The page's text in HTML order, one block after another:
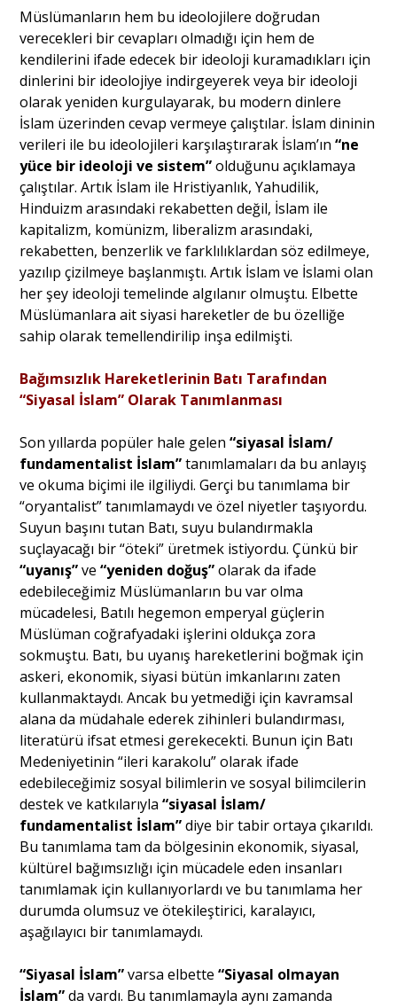
Müslümanların hem bu ideolojilere doğrudan
verecekleri bir cevapları olmadığı için hem de
kendilerini ifade edecek bir ideoloji kuramadıkları için
dinlerini bir ideolojiye indirgeyerek veya bir ideoloji
olarak yeniden kurgulayarak, bu modern dinlere
İslam üzerinden cevap vermeye çalıştılar. İslam dininin
verileri ile bu ideolojileri karşılaştırarak İslam’ın“ne
yüce bir ideoloji ve sistem”olduğunu açıklamaya
çalıştılar. Artık İslam ile Hristiyanlık, Yahudilik,
Hinduizm arasındaki rekabetten değil, İslam ile
kapitalizm, komünizm, liberalizm arasındaki,
rekabetten, benzerlik ve farklılıklardan söz edilmeye,
yazılıp çizilmeye başlanmıştı. Artık İslam ve İslami olan
her şey ideoloji temelinde algılanır olmuştu. Elbette
Müslümanlara ait siyasi hareketler de bu özelliğe
sahip olarak temellendirilip inşa edilmişti.
Bağımsızlık Hareketlerinin Batı Tarafından
“Siyasal İslam” Olarak Tanımlanması
Son yıllarda popüler hale gelen “siyasal İslam/
fundamentalist İslam”tanımlamaları da bu anlayış
ve okuma biçimi ile ilgiliydi. Gerçi bu tanımlama bir
“oryantalist” tanımlamaydı ve özel niyetler taşıyordu.
Suyun başını tutan Batı, suyu bulandırmakla
suçlayacağı bir “öteki” üretmek istiyordu. Çünkü bir
“uyanış”ve “yeniden doğuş”olarak da ifade
edebileceğimiz Müslümanların bu var olma
mücadelesi, Batılı hegemon emperyal güçlerin
Müslüman coğrafyadaki işlerini oldukça zora
sokmuştu. Batı, bu uyanış hareketlerini boğmak için
askeri, ekonomik, siyasi bütün imkanlarını zaten
kullanmaktaydı. Ancak bu yetmediği için kavramsal
alana da müdahale ederek zihinleri bulandırması,
literatürü ifsat etmesi gerekecekti. Bunun için Batı
Medeniyetinin “ileri karakolu” olarak ifade
edebileceğimiz sosyal bilimlerin ve sosyal bilimcilerin
destek ve katkılarıyla“siyasal İslam/
fundamentalist İslam”diye bir tabir ortaya çıkarıldı.
Bu tanımlama tam da bölgesinin ekonomik, siyasal,
kültürel bağımsızlığı için mücadele eden insanları
tanımlamak için kullanıyorlardı ve bu tanımlama her
durumda olumsuz ve ötekileştirici, karalayıcı,
aşağılayıcı bir tanımlamaydı.
“Siyasal İslam”varsa elbette “Siyasal olmayan
İslam”da vardı. Bu tanımlamayla aynı zamanda